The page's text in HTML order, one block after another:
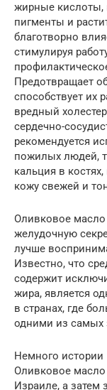
жирные кислоты,
пигменты и
благотворно
стимулируя
Предотвращает
способствует их
вредный
сердечно-
рекомендуется
пожилых людей,
кальция в
кожу свежей и
Оливковое масло
желудочную
лучше
Известно, что
содержит
жира, является
в странах, где
одними из самых
Немного истории
Оливковое
Израиле, а